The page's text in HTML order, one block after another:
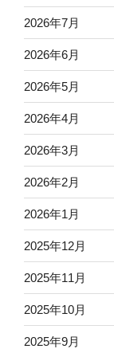
2026年7月
2026年6月
2026年5月
2026年4月
2026年3月
2026年2月
2026年1月
2025年12月
2025年11月
2025年10月
2025年9月